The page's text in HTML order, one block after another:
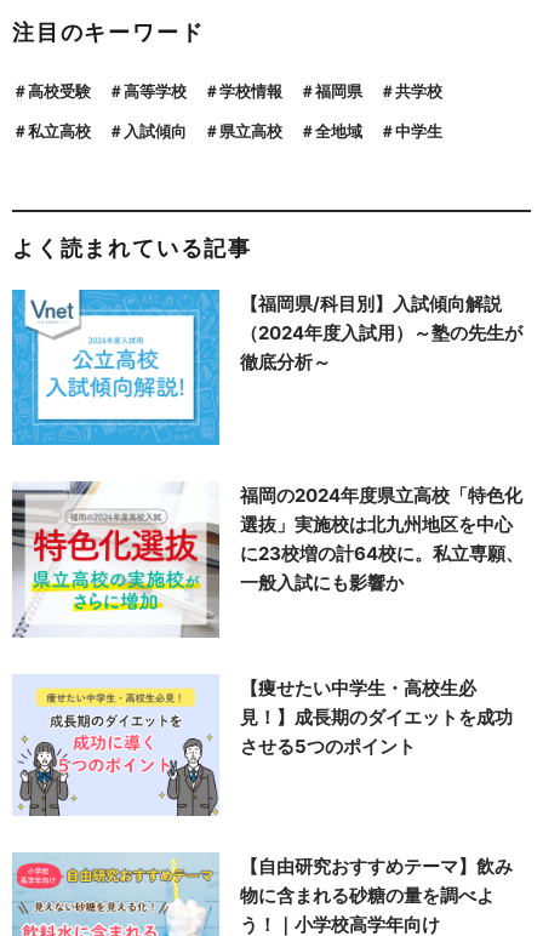
注目のキーワード
高校受験 高等学校 学校情報 福岡県 共学校
私立高校 入試傾向 県立高校 全地域 中学生
よく読まれている記事
【福岡県/科目別】入試傾向解説
（2024年度入試用）～塾の先生が
徹底分析～
福岡の2024年度県立高校「特色化
選抜」実施校は北九州地区を中心
に23校増の計64校に。私立専願、
一般入試にも影響か
【痩せたい中学生・高校生必
見！】成長期のダイエットを成功
させる5つのポイント
【自由研究おすすめテーマ】飲み
物に含まれる砂糖の量を調べよ
う！｜小学校高学年向け